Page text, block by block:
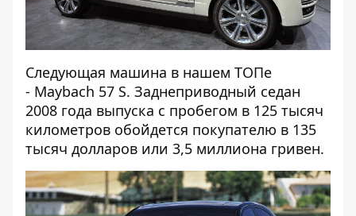
Следующая машина в нашем ТОПе
- Maybach 57 S. Заднеприводный седан
2008 года выпуска с пробегом в 125 тысяч
километров обойдется покупателю в 135
тысяч долларов или 3,5 миллиона гривен.